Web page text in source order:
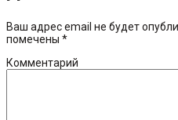
Ваш адрес email не будет
помечены *
Комментарий